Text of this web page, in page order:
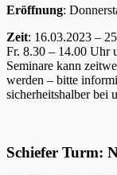
Eröffnung:
Zeit: 16.03.2023 –
Fr. 8.30 – 14.00 Uhr
Seminare kann
werden – bitte
sicherheitshalber bei
Schiefer Turm: